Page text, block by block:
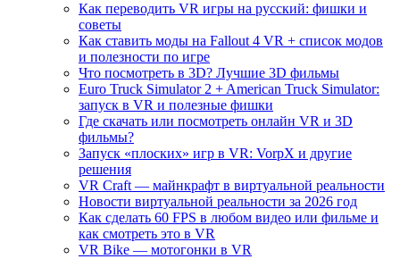
Как переводить VR игры на русский: фишки и
советы
Как ставить моды на Fallout 4 VR + список модов
и полезности по игре
Что посмотреть в 3D? Лучшие 3D фильмы
Euro Truck Simulator 2 + American Truck Simulator:
запуск в VR и полезные фишки
Где скачать или посмотреть онлайн VR и 3D
фильмы?
Запуск «плоских» игр в VR: VorpX и другие
решения
VR Craft — майнкрафт в виртуальной реальности
Новости виртуальной реальности за 2026 год
Как сделать 60 FPS в любом видео или фильме и
как смотреть это в VR
VR Bike — мотогонки в VR